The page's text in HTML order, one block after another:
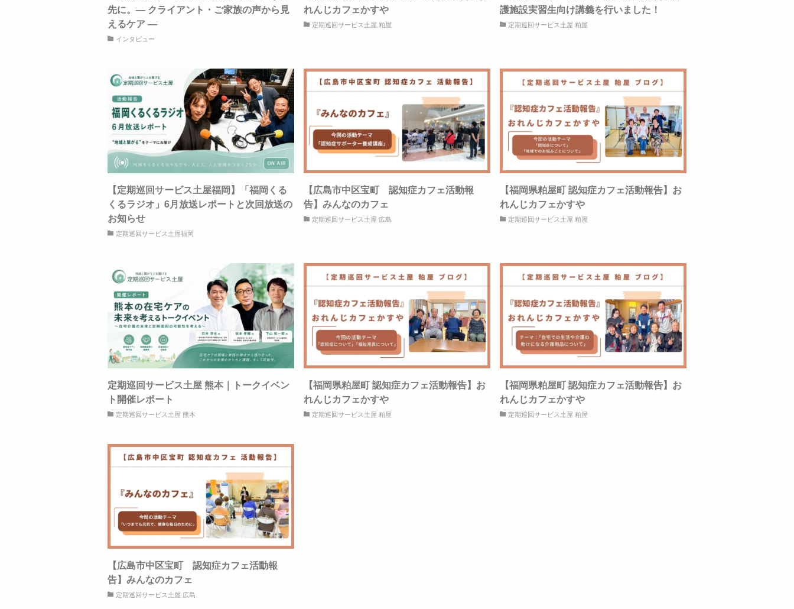
先に。― クライアント・ご家族の声から見
えるケア ―
インタビュー
れんじカフェかすや
定期巡回サービス土屋 粕屋
護施設実習生向け講義を行いました！
定期巡回サービス土屋 粕屋
【定期巡回サービス土屋福岡】「福岡くる
くるラジオ」6月放送レポートと次回放送の
お知らせ
定期巡回サービス土屋福岡
【広島市中区宝町 認知症カフェ活動報
告】みんなのカフェ
定期巡回サービス土屋 広島
【福岡県粕屋町 認知症カフェ活動報告】お
れんじカフェかすや
定期巡回サービス土屋 粕屋
定期巡回サービス土屋 熊本｜トークイベン
ト開催レポート
定期巡回サービス土屋 熊本
【福岡県粕屋町 認知症カフェ活動報告】お
れんじカフェかすや
定期巡回サービス土屋 粕屋
【福岡県粕屋町 認知症カフェ活動報告】お
れんじカフェかすや
定期巡回サービス土屋 粕屋
【広島市中区宝町 認知症カフェ活動報
告】みんなのカフェ
定期巡回サービス土屋 広島